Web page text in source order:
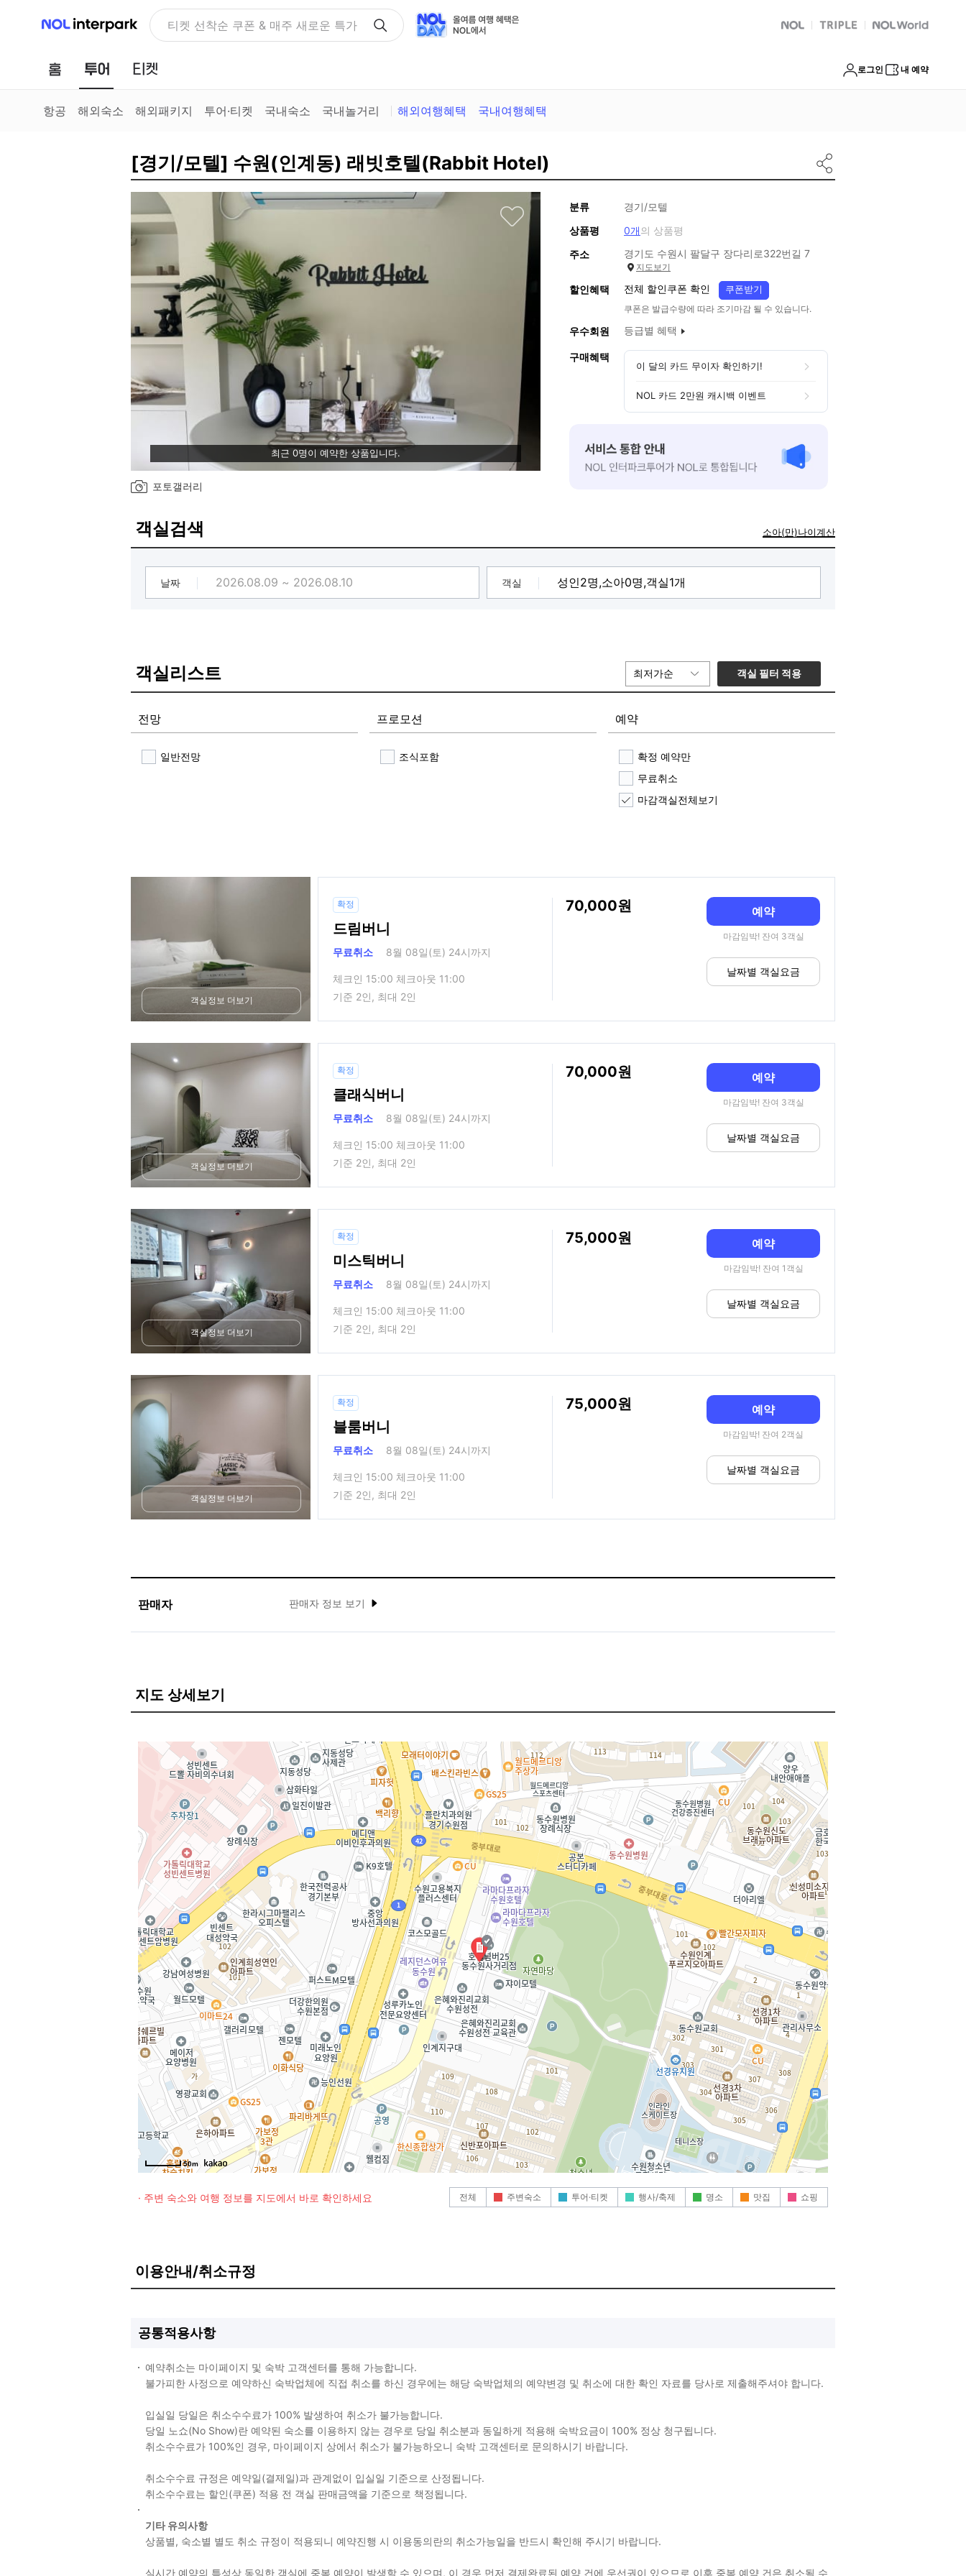
NOL 인터파크 NOLDAY, 최대 70% 여행 혜택 NOL 트리플 Global Interpark
홈 투어 로그인 내 예약
항공 해외숙소 해외패키지 투어·티켓 국내숙소 국내놀거리 해외여행혜택 국내여행혜택
[경기/모텔] 수원(인계동) 래빗호텔(Rabbit Hotel)
최근 0명이 예약한 상품입니다.
포토갤러리
분류
경기/모텔
상품평
0개의 상품평
주소
경기도 수원시 팔달구 장다리로322번길 7
지도보기
할인혜택 전체 할인쿠폰 확인 쿠폰받기
쿠폰은 발급수량에 따라 조기마감 될 수 있습니다.
우수회원 등급별 혜택
구매혜택
이 달의 카드 무이자 확인하기!
NOL 카드 2만원 캐시백 이벤트
객실검색 소아(만)나이계산
날짜 객실
객실리스트 최저가순 객실 필터 적용
전망
일반전망
프로모션
조식포함
예약
확정 예약만
무료취소
마감객실전체보기
객실정보 더보기
확정
드림버니
무료취소 8월 08일(토) 24시까지
체크인 15:00 체크아웃 11:00
기준 2인, 최대 2인
70,000 예약
마감임박! 잔여 3객실
날짜별 객실요금
객실정보 더보기
확정
클래식버니
무료취소 8월 08일(토) 24시까지
체크인 15:00 체크아웃 11:00
기준 2인, 최대 2인
70,000 예약
마감임박! 잔여 3객실
날짜별 객실요금
객실정보 더보기
확정
미스틱버니
무료취소 8월 08일(토) 24시까지
체크인 15:00 체크아웃 11:00
기준 2인, 최대 2인
75,000 예약
마감임박! 잔여 1객실
날짜별 객실요금
객실정보 더보기
확정
블룸버니
무료취소 8월 08일(토) 24시까지
체크인 15:00 체크아웃 11:00
기준 2인, 최대 2인
75,000 예약
마감임박! 잔여 2객실
날짜별 객실요금
판매자 판매자 정보 보기
지도 상세보기
50m
· 주변 숙소와 여행 정보를 지도에서 바로 확인하세요 전체 주변숙소 투어·티켓 행사/축제 명소 맛집 쇼핑
이용안내/취소규정
공통적용사항
예약취소는 마이페이지 및 숙박 고객센터를 통해 가능합니다.
불가피한 사정으로 예약하신 숙박업체에 직접 취소를 하신 경우에는 해당 숙박업체의 예약변경 및 취소에 대한 확인 자료를 당사로 제출해주셔야 합니다.
입실일 당일은 취소수수료가 100% 발생하여 취소가 불가능합니다.
당일 노쇼(No Show)란 예약된 숙소를 이용하지 않는 경우로 당일 취소분과 동일하게 적용해 숙박요금이 100% 정상 청구됩니다.
취소수수료가 100%인 경우, 마이페이지 상에서 취소가 불가능하오니 숙박 고객센터로 문의하시기 바랍니다.
취소수수료 규정은 예약일(결제일)과 관계없이 입실일 기준으로 산정됩니다.
취소수수료는 할인(쿠폰) 적용 전 객실 판매금액을 기준으로 책정됩니다.
기타 유의사항
상품별, 숙소별 별도 취소 규정이 적용되니 예약진행 시 이용동의란의 취소가능일을 반드시 확인해 주시기 바랍니다.
실시간 예약의 특성상 동일한 객실에 중복 예약이 발생할 수 있으며, 이 경우 먼저 결제완료된 예약 건에 우선권이 있으므로 이후 중복 예약 건은 취소될 수